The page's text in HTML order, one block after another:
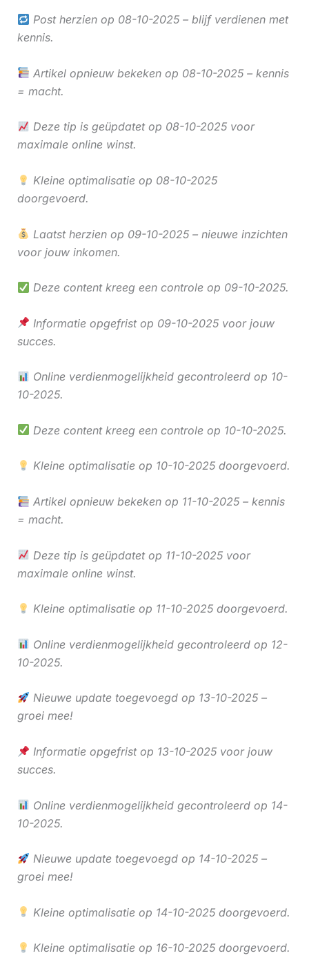
Post herzien op 08-10-2025 – blijf verdienen met
kennis.
Artikel opnieuw bekeken op 08-10-2025 – kennis
= macht.
Deze tip is geüpdatet op 08-10-2025 voor
maximale online winst.
Kleine optimalisatie op 08-10-2025
doorgevoerd.
Laatst herzien op 09-10-2025 – nieuwe inzichten
voor jouw inkomen.
Deze content kreeg een controle op 09-10-2025.
Informatie opgefrist op 09-10-2025 voor jouw
succes.
Online verdienmogelijkheid gecontroleerd op 10-
10-2025.
Deze content kreeg een controle op 10-10-2025.
Kleine optimalisatie op 10-10-2025 doorgevoerd.
Artikel opnieuw bekeken op 11-10-2025 – kennis
= macht.
Deze tip is geüpdatet op 11-10-2025 voor
maximale online winst.
Kleine optimalisatie op 11-10-2025 doorgevoerd.
Online verdienmogelijkheid gecontroleerd op 12-
10-2025.
Nieuwe update toegevoegd op 13-10-2025 –
groei mee!
Informatie opgefrist op 13-10-2025 voor jouw
succes.
Online verdienmogelijkheid gecontroleerd op 14-
10-2025.
Nieuwe update toegevoegd op 14-10-2025 –
groei mee!
Kleine optimalisatie op 14-10-2025 doorgevoerd.
Kleine optimalisatie op 16-10-2025 doorgevoerd.